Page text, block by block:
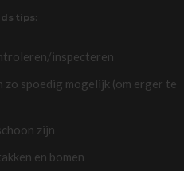
tips:
inspecteren
spoedig mogelijk (om erger te
zijn
en bomen